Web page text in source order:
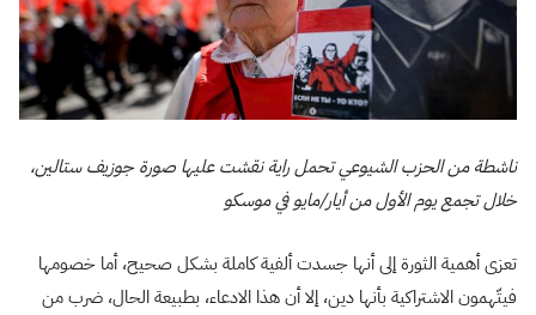
ناشطة من الحزب الشيوعي تحمل راية نقشت عليها صورة جوزيف ستالين،
خلال تجمع يوم الأول من أيار/مايو في موسكو
تعزى أهمية الثورة إلى أنها جسدت ألفية كاملة بشكل صحيح، أما خصومها
فيتّهمون الاشتراكية بأنها دين، إلا أن هذا الادعاء، بطبيعة الحال، ضرب من